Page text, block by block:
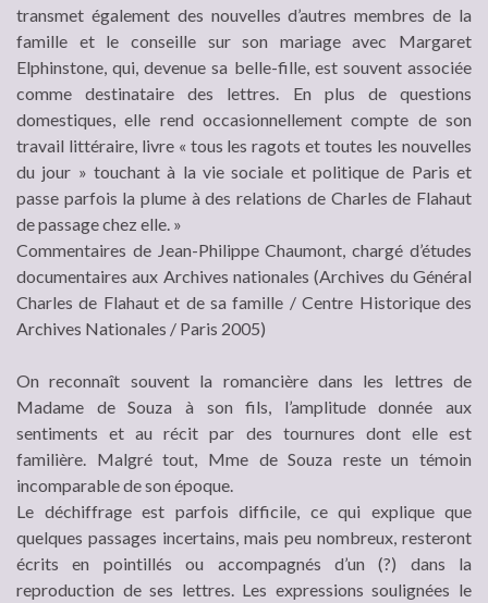
transmet également des nouvelles d’autres membres de la
famille et le conseille sur son mariage avec Margaret
Elphinstone, qui, devenue sa belle-fille, est souvent associée
comme destinataire des lettres. En plus de questions
domestiques, elle rend occasionnellement compte de son
travail littéraire, livre « tous les ragots et toutes les nouvelles
du jour » touchant à la vie sociale et politique de Paris et
passe parfois la plume à des relations de Charles de Flahaut
de passage chez elle. »
Commentaires de Jean-Philippe Chaumont, chargé d’études
documentaires aux Archives nationales (Archives du Général
Charles de Flahaut et de sa famille / Centre Historique des
Archives Nationales / Paris 2005)
On reconnaît souvent la romancière dans les lettres de
Madame de Souza à son fils, l’amplitude donnée aux
sentiments et au récit par des tournures dont elle est
familière. Malgré tout, Mme de Souza reste un témoin
incomparable de son époque.
Le déchiffrage est parfois difficile, ce qui explique que
quelques passages incertains, mais peu nombreux, resteront
écrits en pointillés ou accompagnés d’un (?) dans la
reproduction de ses lettres. Les expressions soulignées le